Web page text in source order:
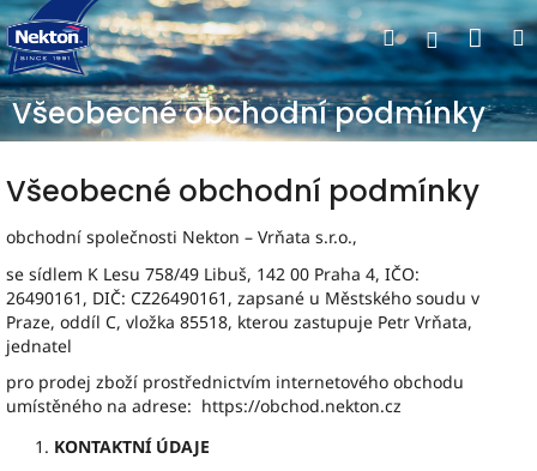
Přejít
na
obsah
Hledat
Všeobecné obchodní podmínky
Všeobecné obchodní podmínky
obchodní společnosti Nekton – Vrňata s.r.o.,
se sídlem K Lesu 758/49 Libuš, 142 00 Praha 4, IČO:
26490161, DIČ: CZ26490161, zapsané u Městského soudu v
Praze, oddíl C, vložka 85518, kterou zastupuje Petr Vrňata,
jednatel
pro prodej zboží prostřednictvím internetového obchodu
umístěného na adrese: https://obchod.nekton.cz
KONTAKTNÍ ÚDAJE